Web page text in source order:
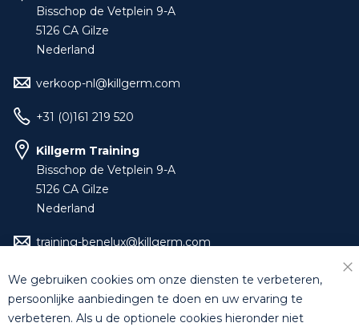
Bisschop de Vetplein 9-A
5126 CA Gilze
Nederland
verkoop-nl@killgerm.com
+31 (0)161 219 520
Killgerm Training
Bisschop de Vetplein 9-A
5126 CA Gilze
Nederland
training-benelux@killgerm.com
+32 (0)14 44 22 79
We gebruiken cookies om onze diensten te verbeteren,
persoonlijke aanbiedingen te doen en uw ervaring te
verbeteren. Als u de optionele cookies hieronder niet